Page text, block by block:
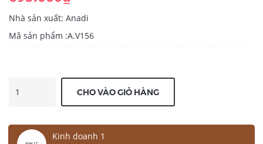
Nhà sản xuất: Anadi
Mã sản phẩm :A.V156
CHO VÀO GIỎ HÀNG
Kinh doanh 1